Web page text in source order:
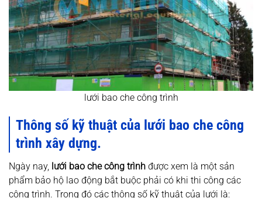
lưới bao che công trình
Thông số kỹ thuật của lưới bao che công
trình xây dựng.
Ngày nay, lưới bao che công trình được xem là một sản
phẩm bảo hộ lao động bắt buộc phải có khi thi công các
công trình. Trong đó các thông số kỹ thuật của lưới là: